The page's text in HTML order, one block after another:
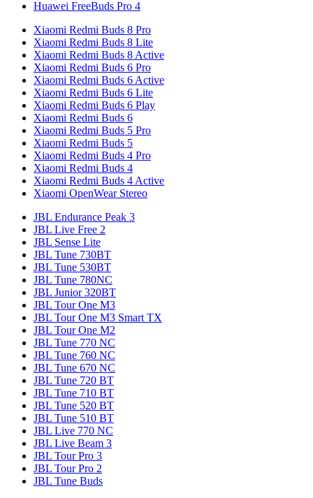
Huawei FreeBuds Pro 4
Xiaomi Redmi Buds 8 Pro
Xiaomi Redmi Buds 8 Lite
Xiaomi Redmi Buds 8 Active
Xiaomi Redmi Buds 6 Pro
Xiaomi Redmi Buds 6 Active
Xiaomi Redmi Buds 6 Lite
Xiaomi Redmi Buds 6 Play
Xiaomi Redmi Buds 6
Xiaomi Redmi Buds 5 Pro
Xiaomi Redmi Buds 5
Xiaomi Redmi Buds 4 Pro
Xiaomi Redmi Buds 4
Xiaomi Redmi Buds 4 Active
Xiaomi OpenWear Stereo
JBL Endurance Peak 3
JBL Live Free 2
JBL Sense Lite
JBL Tune 730BT
JBL Tune 530BT
JBL Tune 780NC
JBL Junior 320BT
JBL Tour One M3
JBL Tour One M3 Smart TX
JBL Tour One M2
JBL Tune 770 NC
JBL Tune 760 NC
JBL Tune 670 NC
JBL Tune 720 BT
JBL Tune 710 BT
JBL Tune 520 BT
JBL Tune 510 BT
JBL Live 770 NC
JBL Live Beam 3
JBL Tour Pro 3
JBL Tour Pro 2
JBL Tune Buds